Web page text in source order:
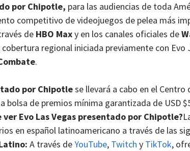
por Chipotle, para las audiencias de toda
competitivo de videojuegos de pelea más
de HBO Maxy en los canales oficiales de
regional iniciada previamente con Evo
.
por Chipotlese llevará a cabo en el Centro
bolsa de premios mínima garantizada de USD
ver Evo Las Vegas presentado por Chipotle?
en español latinoamericano a través de las
A través deYouTube, Twitch y TikTok,